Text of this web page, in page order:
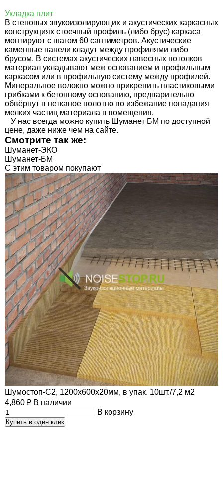
Укладка плит
В стеновых звукоизолирующих и акустических каркасных
конструкциях стоечный профиль (либо брус) каркаса
монтируют с шагом 60 сантиметров. Акустические
каменные панели кладут между профилями либо
брусом. В системах акустических навесных потолков
материал укладывают меж основанием и профильным
каркасом или в профильную систему между профилей.
Минеральное волокно можно прикрепить пластиковыми
грибками к бетонному основанию, предварительно
обвёрнут в нетканое полотно во избежание попадания
мелких частиц материала в помещения.
У нас всегда можно купить Шуманет БМ по доступной
цене, даже ниже чем на сайте.
Смотрите так же:
Шуманет-ЭКО
Шуманет-БМ
C этим товаром покупают
Шумостоп-С2, 1200х600х20мм, в упак. 10шт./7,2 м2
4,860 ₽ В наличии
В корзину
Купить в один клик